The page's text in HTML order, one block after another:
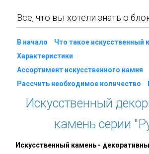
Все, что вы хотели знать о
В начало
Что такое искусственный
Характеристики
Ассортимент искусственного камня
Рассчить необходимое количество
Искусственный
камень серии
Искусственный камень -